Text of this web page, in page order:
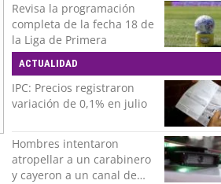
Revisa la programación
completa de la fecha 18 de
la Liga de Primera
ACTUALIDAD
IPC: Precios registraron
variación de 0,1% en julio
Hombres intentaron
atropellar a un carabinero
y cayeron a un canal de